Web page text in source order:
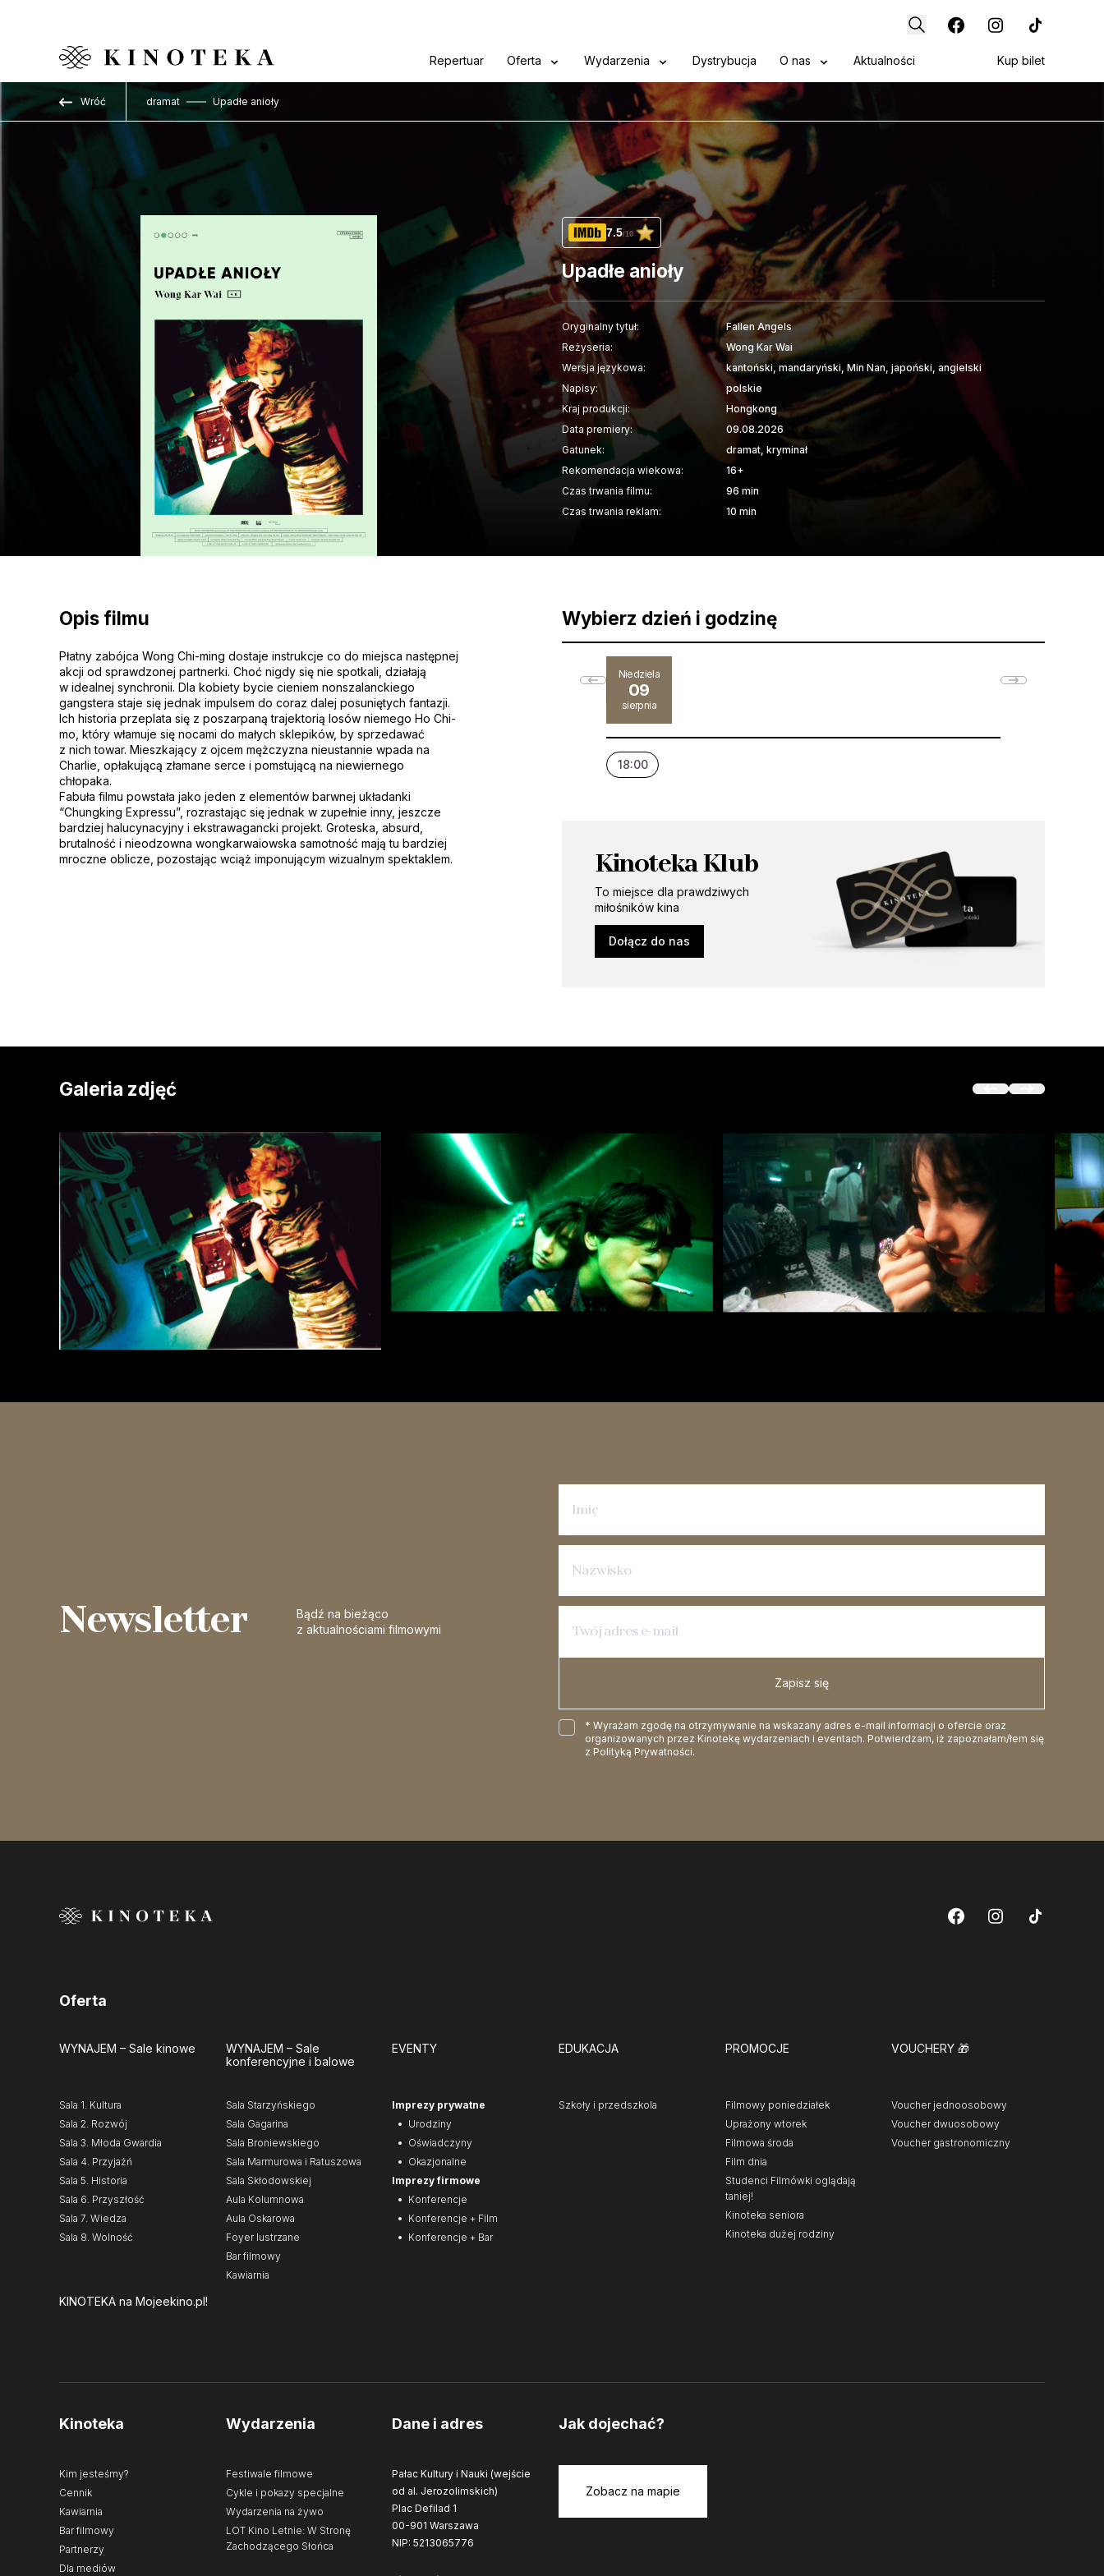
Repertuar Oferta Wydarzenia Dystrybucja O nas Aktualności Kup bilet
Wróć dramat Upadłe anioły
7.5/10
Upadłe anioły
Oryginalny tytuł:
Fallen Angels
Reżyseria:
Wong Kar Wai
Wersja językowa:
kantoński, mandaryński, Min Nan, japoński, angielski
Napisy:
polskie
Kraj produkcji:
Hongkong
Data premiery:
09.08.2026
Gatunek:
dramat, kryminał
Rekomendacja wiekowa:
16+
Czas trwania filmu:
96 min
Czas trwania reklam:
10 min
Wybierz dzień i godzinę
Niedziela
09
sierpnia
18:00
Kinoteka Klub
To miejsce dla prawdziwych
miłośników kina
Dołącz do nas
Opis filmu
Płatny zabójca Wong Chi-ming dostaje instrukcje co do miejsca następnej
akcji od sprawdzonej partnerki. Choć nigdy się nie spotkali, działają
w idealnej synchronii. Dla kobiety bycie cieniem nonszalanckiego
gangstera staje się jednak impulsem do coraz dalej posuniętych fantazji.
Ich historia przeplata się z poszarpaną trajektorią losów niemego Ho Chi-
mo, który włamuje się nocami do małych sklepików, by sprzedawać
z nich towar. Mieszkający z ojcem mężczyzna nieustannie wpada na
Charlie, opłakującą złamane serce i pomstującą na niewiernego
chłopaka.
Fabuła filmu powstała jako jeden z elementów barwnej układanki
“Chungking Expressu”, rozrastając się jednak w zupełnie inny, jeszcze
bardziej halucynacyjny i ekstrawagancki projekt. Groteska, absurd,
brutalność i nieodzowna wongkarwaiowska samotność mają tu bardziej
mroczne oblicze, pozostając wciąż imponującym wizualnym spektaklem.
Galeria zdjęć
Newsletter
Bądź na bieżąco
z aktualnościami filmowymi
Zapisz się
* Wyrażam zgodę na otrzymywanie na wskazany adres e-mail informacji o ofercie oraz
organizowanych przez Kinotekę wydarzeniach i eventach. Potwierdzam, iż zapoznałam/łem się
z Polityką Prywatności.
Oferta
WYNAJEM – Sale kinowe
Sala 1. Kultura
Sala 2. Rozwój
Sala 3. Młoda Gwardia
Sala 4. Przyjaźń
Sala 5. Historia
Sala 6. Przyszłość
Sala 7. Wiedza
Sala 8. Wolność
WYNAJEM – Sale
konferencyjne i balowe
Sala Starzyńskiego
Sala Gagarina
Sala Broniewskiego
Sala Marmurowa i Ratuszowa
Sala Skłodowskiej
Aula Kolumnowa
Aula Oskarowa
Foyer lustrzane
Bar filmowy
Kawiarnia
EVENTY
Imprezy prywatne
Urodziny
Oświadczyny
Okazjonalne
Imprezy firmowe
Konferencje
Konferencje + Film
Konferencje + Bar
EDUKACJA
Szkoły i przedszkola
PROMOCJE
Filmowy poniedziałek
Uprażony wtorek
Filmowa środa
Film dnia
Studenci Filmówki oglądają
taniej!
Kinoteka seniora
Kinoteka dużej rodziny
VOUCHERY 🎁
Voucher jednoosobowy
Voucher dwuosobowy
Voucher gastronomiczny
KINOTEKA na Mojeekino.pl!
Kinoteka
Kim jesteśmy?
Cennik
Kawiarnia
Bar filmowy
Partnerzy
Dla mediów
Wydarzenia
Festiwale filmowe
Cykle i pokazy specjalne
Wydarzenia na żywo
LOT Kino Letnie: W Stronę
Zachodzącego Słońca
Dane i adres
Pałac Kultury i Nauki (wejście
od al. Jerozolimskich)
Plac Defilad 1
00-901 Warszawa
NIP: 5213065776
Jak dojechać?
Zobacz na mapie